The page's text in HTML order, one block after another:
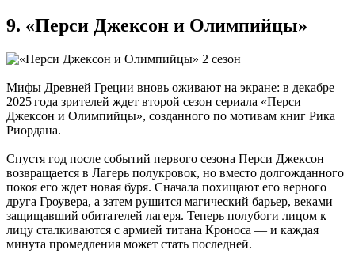
9. «Перси Джексон и Олимпийцы»
Мифы Древней Греции вновь оживают на экране: в декабре
2025 года зрителей ждет второй сезон сериала «Перси
Джексон и Олимпийцы», созданного по мотивам книг Рика
Риордана.
Спустя год после событий первого сезона Перси Джексон
возвращается в Лагерь полукровок, но вместо долгожданного
покоя его ждет новая буря. Сначала похищают его верного
друга Гроувера, а затем рушится магический барьер, веками
защищавший обитателей лагеря. Теперь полубоги лицом к
лицу сталкиваются с армией титана Кроноса — и каждая
минута промедления может стать последней.